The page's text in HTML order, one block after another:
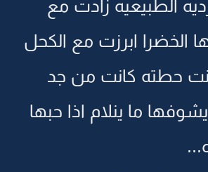
الطبيعيه زادت مع
الخضرا ابرزت مع الكحل
حطته كانت من جد
ما ينلام اذا حبها